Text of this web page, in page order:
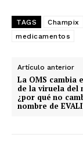
TAGS Champix
medicamentos
Artículo anterior
La OMS cambia
de la viruela del
¿por qué no
nombre de